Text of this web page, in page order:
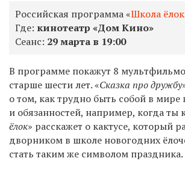
Российская программа «Школа ёлок
Где: кинотеатр «Дом Кино»
Сеанс: 29марта в 19:00
В программе покажут 8
старше шести лет. «Сказка про дружбу
о том, как трудно быть собой в мире
и обязанностей, например, когда ты
ёлок» расскажет о кактусе, который
дворником в школе новогодних
стать таким же символом праздника.